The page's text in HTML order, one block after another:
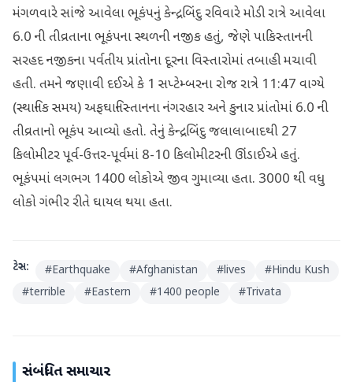
મંગળવારે સાંજે આવેલા ભૂકંપનું કેન્દ્રબિંદુ રવિવારે મોડી રાત્રે આવેલા
6.0 ની તીવ્રતાના ભૂકંપના સ્થળની નજીક હતું, જેણે પાકિસ્તાનની
સરહદ નજીકના પર્વતીય પ્રાંતોના દૂરના વિસ્તારોમાં તબાહી મચાવી
હતી. તમને જણાવી દઈએ કે 1 સપ્ટેમ્બરના રોજ રાત્રે 11:47 વાગ્યે
(સ્થાનિક સમય) અફઘાનિસ્તાનના નંગરહાર અને કુનાર પ્રાંતોમાં 6.0 ની
તીવ્રતાનો ભૂકંપ આવ્યો હતો. તેનું કેન્દ્રબિંદુ જલાલાબાદથી 27
કિલોમીટર પૂર્વ-ઉત્તર-પૂર્વમાં 8-10 કિલોમીટરની ઊંડાઈએ હતું.
ભૂકંપમાં લગભગ 1400 લોકોએ જીવ ગુમાવ્યા હતા. 3000 થી વધુ
લોકો ગંભીર રીતે ઘાયલ થયા હતા.
ટેગ્સ: #Earthquake #Afghanistan #lives #Hindu Kush
#terrible #Eastern #1400 people #Trivata
સંબંધિત સમાચાર